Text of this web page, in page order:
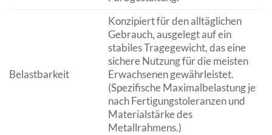
Belastbarkeit
Konzipiert für den alltäglichen
Gebrauch, ausgelegt auf ein
stabiles Tragegewicht, das eine
sichere Nutzung für die meisten
Erwachsenen gewährleistet.
(Spezifische Maximalbelastung je
nach Fertigungstoleranzen und
Materialstärke des
Metallrahmens.)